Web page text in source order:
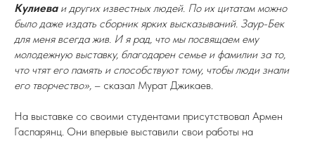
Кулиеваи других известных людей. По их цитатам можно
было даже издать сборник ярких высказываний. Заур-Бек
для меня всегда жив. И я рад, что мы посвящаем ему
молодежную выставку, благодарен семье и фамилии за то,
что чтят его память и способствуют тому, чтобы люди знали
его творчество», – сказал Мурат Джикаев.
На выставке со своими студентами присутствовал Армен
Гаспарянц. Они впервые выставили свои работы на